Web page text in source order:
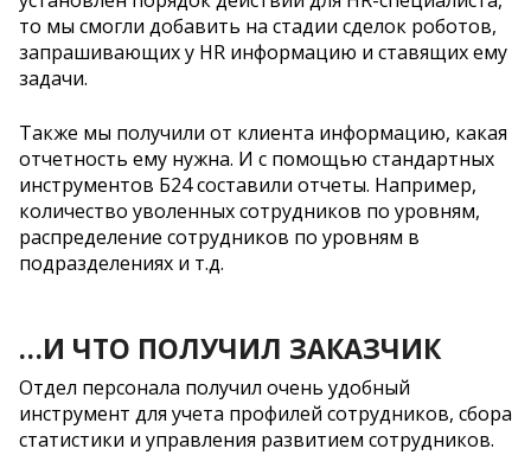
то мы смогли добавить на стадии сделок роботов,
запрашивающих у HR информацию и ставящих ему
задачи.
Также мы получили от клиента информацию, какая
отчетность ему нужна. И с помощью стандартных
инструментов Б24 составили отчеты. Например,
количество уволенных сотрудников по уровням,
распределение сотрудников по уровням в
подразделениях и т.д.
…И ЧТО ПОЛУЧИЛ ЗАКАЗЧИК
Отдел персонала получил очень удобный
инструмент для учета профилей сотрудников, сбора
статистики и управления развитием сотрудников.